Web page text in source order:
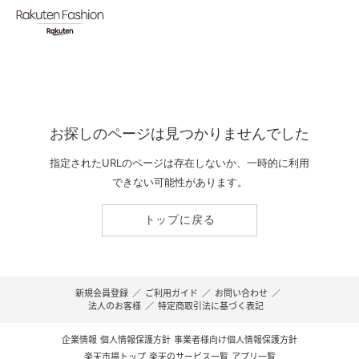
お探しのページは見つかりませんでした
指定されたURLのページは存在しないか、一時的に利用
できない可能性があります。
トップに戻る
新規会員登録 ／ ご利用ガイド ／ お問い合わせ ／
法人のお客様 ／ 特定商取引法に基づく表記
企業情報 個人情報保護方針 事業者様向け個人情報保護方針
楽天市場トップ 楽天のサービス一覧 アプリ一覧